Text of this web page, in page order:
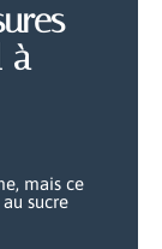
à
mais ce
sucre